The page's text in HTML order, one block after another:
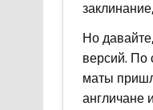
Но
версий. По
маты
англичане